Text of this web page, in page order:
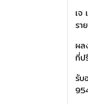
เจ
รา
ผล
ที่ป
รับ